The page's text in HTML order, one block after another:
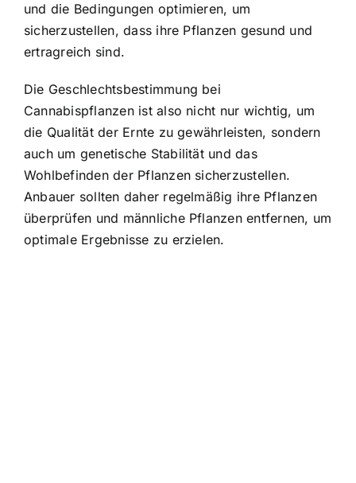
und die Bedingungen optimieren, um
sicherzustellen, dass ihre Pflanzen gesund und
ertragreich sind.
Die Geschlechtsbestimmung bei
Cannabispflanzen ist also nicht nur wichtig, um
die Qualität der Ernte zu gewährleisten, sondern
auch um genetische Stabilität und das
Wohlbefinden der Pflanzen sicherzustellen.
Anbauer sollten daher regelmäßig ihre Pflanzen
überprüfen und männliche Pflanzen entfernen, um
optimale Ergebnisse zu erzielen.